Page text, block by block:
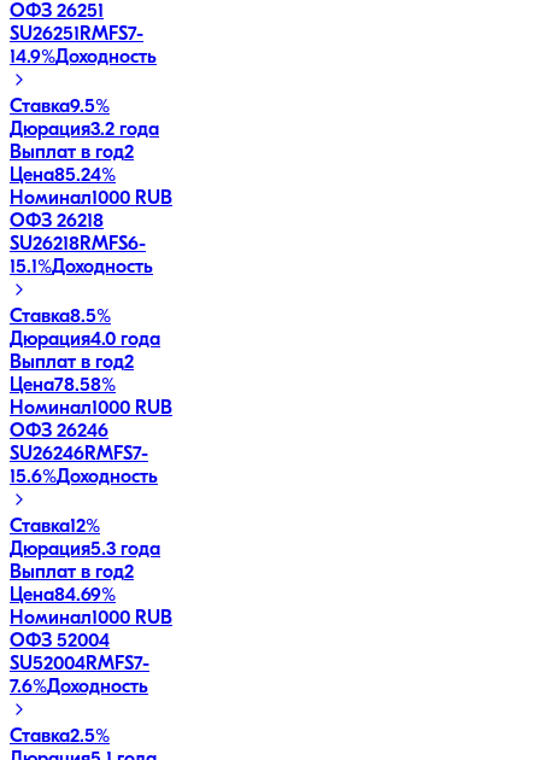
ОФЗ 26251
SU26251RMFS7-
14.9%Доходность
Ставка9.5%
Дюрация3.2 года
Выплат в год2
Цена85.24%
Номинал1000 RUB
ОФЗ 26218
SU26218RMFS6-
15.1%Доходность
Ставка8.5%
Дюрация4.0 года
Выплат в год2
Цена78.58%
Номинал1000 RUB
ОФЗ 26246
SU26246RMFS7-
15.6%Доходность
Ставка12%
Дюрация5.3 года
Выплат в год2
Цена84.69%
Номинал1000 RUB
ОФЗ 52004
SU52004RMFS7-
7.6%Доходность
Ставка2.5%